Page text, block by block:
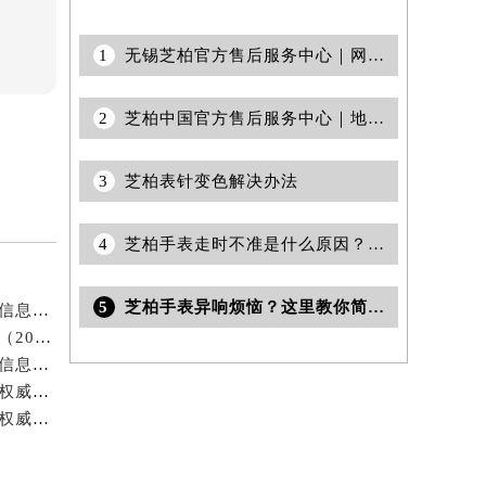
上海芝柏官方售后服务中心｜详细地址与官方热线权威信息公告（2026年7月最新）
芝柏北京售后服务电话提供专业维修保养服务权威公示（2026年7月最新）
天津芝柏官方售后服务中心｜完整电话与维修地址权威信息公告（2026年7月最新）
徐州芝柏官方售后服务中心｜网点地址及售后服务热线权威信息公告（2026年7月最新）
大连芝柏官方售后服务中心｜全新电话和详细网点地址权威信息公告（2026年7月最新）
1 无锡芝柏官方售后服务中心｜网点地址与客服电话权威信息公告（2026年7月最新）
2 芝柏中国官方售后服务中心｜地址与客服服务热线权威信息公告（2026年7月最新）
3 芝柏表针变色解决办法
4 芝柏手表走时不准是什么原因？(手表停走处理方法)
5 芝柏手表异响烦恼？这里教你简单解决办法